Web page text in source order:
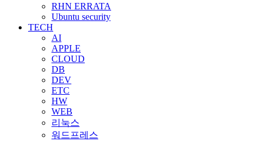
RHN ERRATA
Ubuntu security
TECH
AI
APPLE
CLOUD
DB
DEV
ETC
HW
WEB
리눅스
워드프레스